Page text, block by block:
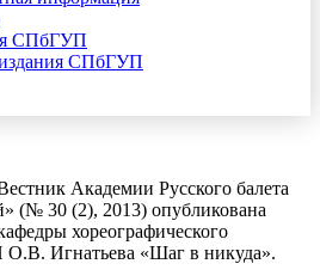
СПбГУП
СПбГУП
Академии Русского балета
(№ 30 (2), 2013) опубликована
хореографического
Игнатьева «Шаг в никуда».